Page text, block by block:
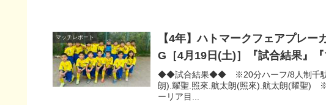
マッチレポート
【4年】ハトマークフェアプレ
G［4月19日(土)］『試合結果』
◆◆試合結果◆◆ ※20分ハーフ/8人制千駄
朗).耀聖.照來.航太朗(照來).航太朗(耀聖)
ーリア目...